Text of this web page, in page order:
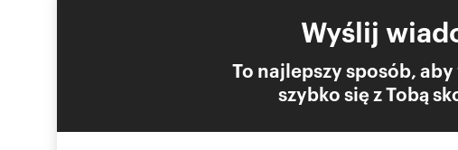
Mieszkanie w pełni wyposażone. Wyposażone w klimatyzację.
- odpowiedzialność za cały asortyment,
Wyślij
To najlepszy sposób,
szybko się z Tobą